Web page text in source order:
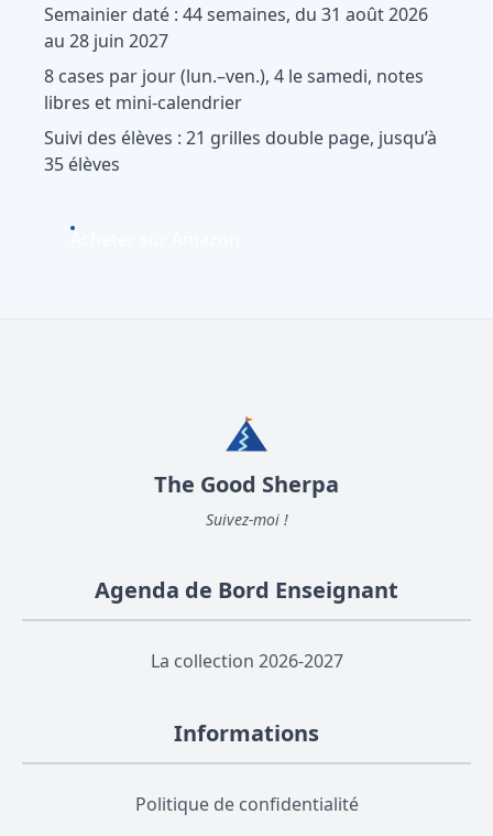
Semainier daté : 44 semaines, du 31 août 2026
au 28 juin 2027
8 cases par jour (lun.–ven.), 4 le samedi, notes
libres et mini-calendrier
Suivi des élèves : 21 grilles double page, jusqu’à
35 élèves
Acheter sur Amazon
The Good Sherpa
Suivez-moi !
Agenda de Bord Enseignant
La collection 2026-2027
Informations
Politique de confidentialité